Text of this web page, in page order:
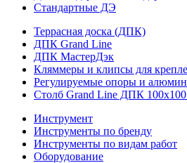
Стандартные ДЭ
Террасная доска (ДПК)
ДПК Grand Line
ДПК МастерДэк
Кляммеры и клипсы для
Регулируемые опоры и
Столб Grand Line ДПК
Инструмент
Инструменты по бренду
Инструменты по видам работ
Оборудование